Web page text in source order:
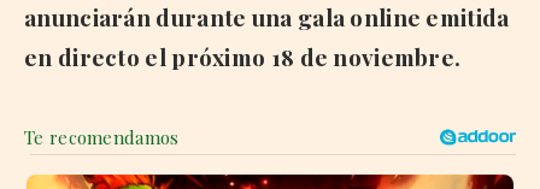
anunciarán durante una gala online emitida
en directo el próximo 18 de noviembre.